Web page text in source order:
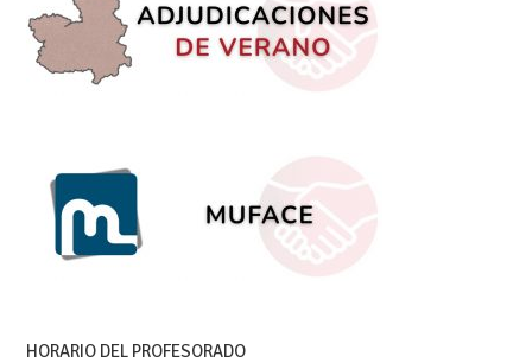
HORARIO DEL PROFESORADO